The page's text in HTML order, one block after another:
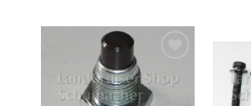
Zum
Merkzettel
hinzufügen